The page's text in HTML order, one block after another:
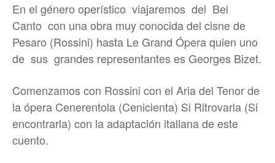
En el género operístico viajaremos del Bel
Canto con una obra muy conocida del cisne de
Pesaro (Rossini) hasta Le Grand Ópera quien uno
de sus grandes representantes es Georges Bizet.
Comenzamos con Rossini con el Aria del Tenor de
la ópera Cenerentola (Cenicienta) Si Ritrovarla (Si
encontrarla) con la adaptación italiana de este
cuento.